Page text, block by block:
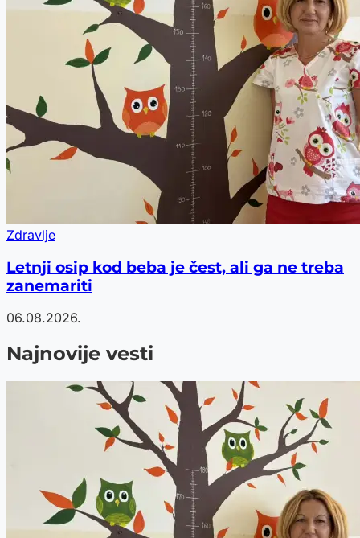
Zdravlje
Letnji osip kod beba je čest, ali ga ne treba
zanemariti
06.08.2026.
Najnovije vesti